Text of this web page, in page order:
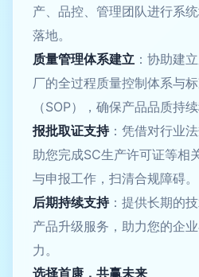
产、品控、管理团队进行系
落地。
质量管理体系建立 ：协助建
厂的全过程质量控制体系与
（SOP），确保产品品质持续
报批取证支持：凭借对行业
助您完成SC生产许可证等相
与申报工作，扫清合规障碍。
后期持续支持：提供长期的
产品升级服务，助力您的企
力。
选择首康，共赢未来